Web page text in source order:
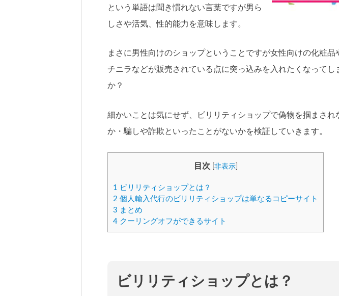
という単語は聞き慣れない言葉ですが男ら
しさや活気、性的能力を意味します。
まさに男性向けのショップということですが女性向けの化粧品
チニラなどが販売されている点に突っ込みを入れたくなってし
か？
細かいことは気にせず、ビリリティショップで偽物を掴まされ
か・騙しや詐欺といったことがないかを検証していきます。
目次 非表示]
1
ビリリティショップとは？
2 個人輸入代行のビリリティショップは単なるコピーサイト
3 まとめ
4 クーリングオフができるサイト
ビリリティショップとは？